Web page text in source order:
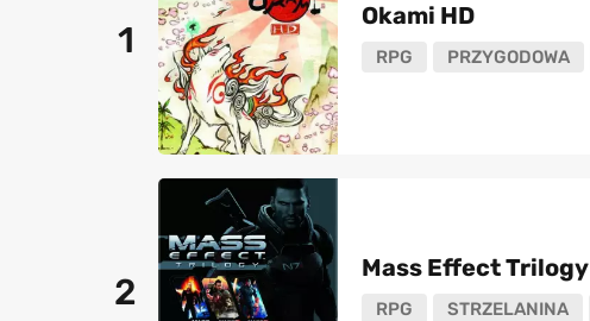
1
Okami HD
RPG PRZYGODOWA
2
Mass Effect Trilogy
RPG STRZELANINA